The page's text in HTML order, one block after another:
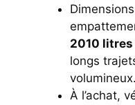
2010 litres
longs
volumineux.
À l’achat,